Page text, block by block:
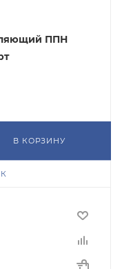
ППН
В КОРЗИНУ